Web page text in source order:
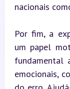
nacionais
Por fim, a
um papel
fundamental
emocionais,